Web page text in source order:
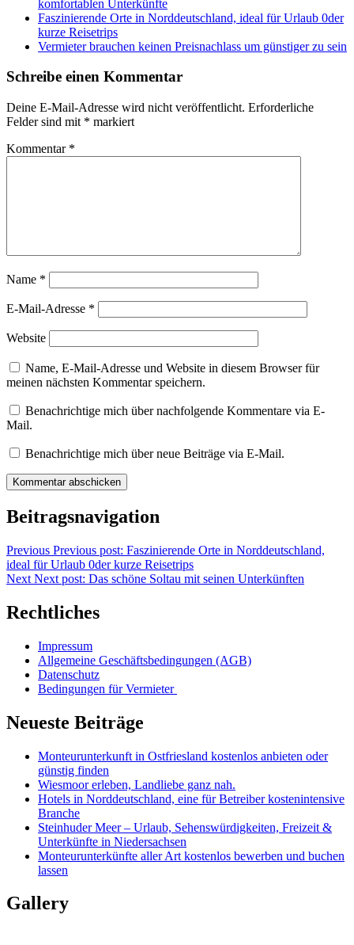
komfortablen Unterkünfte
Faszinierende Orte in Norddeutschland, ideal für Urlaub 0der
kurze Reisetrips
Vermieter brauchen keinen Preisnachlass um günstiger zu sein
Schreibe einen Kommentar
Deine E-Mail-Adresse wird nicht veröffentlicht. Erforderliche
Felder sind mit * markiert
Kommentar *
Name *
E-Mail-Adresse *
Website
Name, E-Mail-Adresse und Website in diesem Browser für
meinen nächsten Kommentar speichern.
Benachrichtige mich über nachfolgende Kommentare via E-
Mail.
Benachrichtige mich über neue Beiträge via E-Mail.
Beitragsnavigation
Previous Previous post: Faszinierende Orte in Norddeutschland,
ideal für Urlaub 0der kurze Reisetrips
Next Next post: Das schöne Soltau mit seinen Unterkünften
Rechtliches
Impressum
Allgemeine Geschäftsbedingungen (AGB)
Datenschutz
Bedingungen für Vermieter
Neueste Beiträge
Monteurunterkunft in Ostfriesland kostenlos anbieten oder
günstig finden
Wiesmoor erleben, Landliebe ganz nah.
Hotels in Norddeutschland, eine für Betreiber kostenintensive
Branche
Steinhuder Meer – Urlaub, Sehenswürdigkeiten, Freizeit &
Unterkünfte in Niedersachsen
Monteurunterkünfte aller Art kostenlos bewerben und buchen
lassen
Gallery